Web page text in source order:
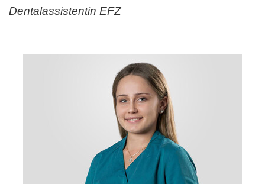
Dentalassistentin EFZ